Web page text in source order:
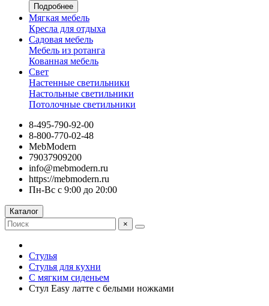
Подробнее
Мягкая мебель
Кресла для отдыха
Садовая мебель
Мебель из ротанга
Кованная мебель
Свет
Настенные светильники
Настольные светильники
Потолочные светильники
8-495-790-92-00
8-800-770-02-48
MebModern
79037909200
info@mebmodern.ru
https://mebmodern.ru
Пн-Вс с 9:00 до 20:00
Каталог
×
Стулья
Стулья для кухни
С мягким сиденьем
Стул Easy латте с белыми ножками